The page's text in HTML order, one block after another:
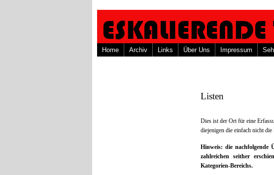
Home Archiv Links Über Uns Impressum
Listen
Dies ist der Ort für eine
diejenigen die einfach nicht
Hinweis: die
zahlreichen seither
Kategorien-Bereichs.